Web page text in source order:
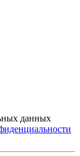
данных